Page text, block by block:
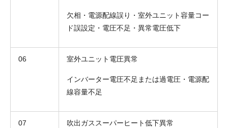
欠相・電源配線誤り・室外ユニット容量コー
ド誤設定・電圧不足・異常電圧低下
06 室外ユニット電圧異常
インバーター電圧不足または過電圧・電源配
線容量不足
07 吹出ガススーパーヒート低下異常